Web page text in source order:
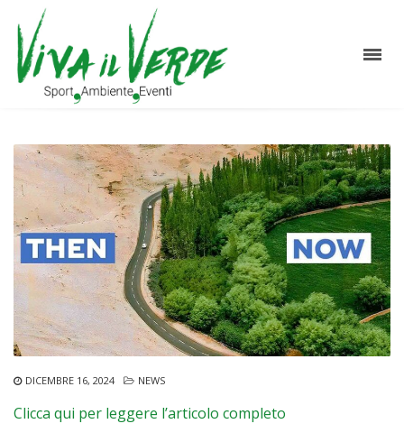
DICEMBRE 16, 2024 NEWS
Clicca qui per leggere l’articolo completo